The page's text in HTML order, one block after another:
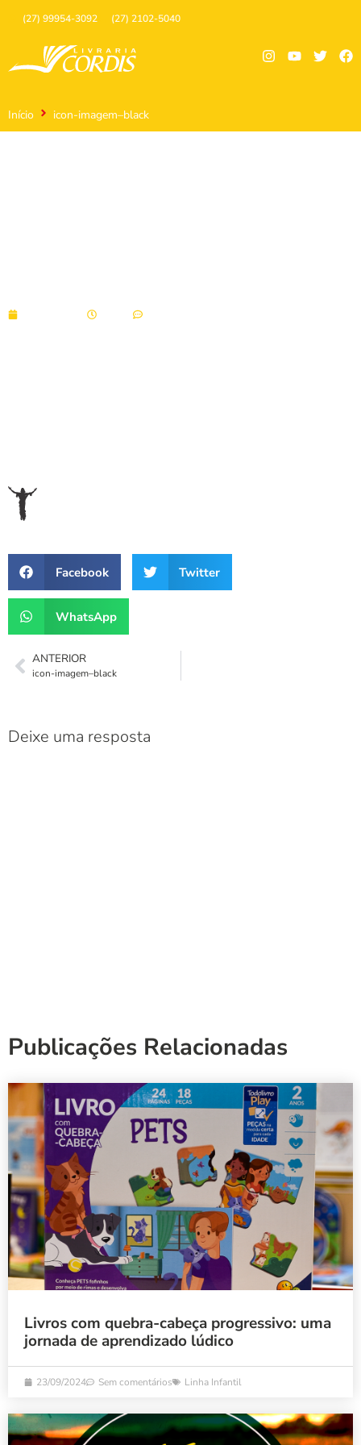
(27) 99954-3092 (27) 2102-5040
Início icon-imagem–black
Facebook Twitter
WhatsApp
ANTERIOR
icon-imagem–black
Deixe uma resposta
Publicações Relacionadas
Livros com quebra-cabeça progressivo: uma
jornada de aprendizado lúdico
23/09/2024 Sem comentários Linha Infantil